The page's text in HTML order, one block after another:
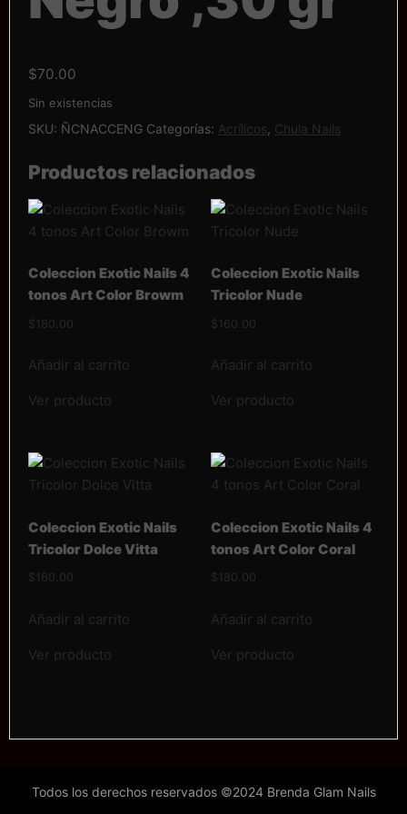
$70.00
Sin existencias
SKU: ÑCNACCENG Categorías: Acrílicos Chula Nails
Productos relacionados
Coleccion Exotic Nails 4
tonos Art Color Browm
$180.00
Añadir al carrito
Ver producto
Coleccion Exotic Nails
Tricolor Nude
$160.00
Añadir al carrito
Ver producto
Coleccion Exotic Nails
Tricolor Dolce Vitta
$160.00
Añadir al carrito
Ver producto
Coleccion Exotic Nails 4
tonos Art Color Coral
$180.00
Añadir al carrito
Ver producto
Todos los derechos reservados ©2024 Brenda Glam Nails